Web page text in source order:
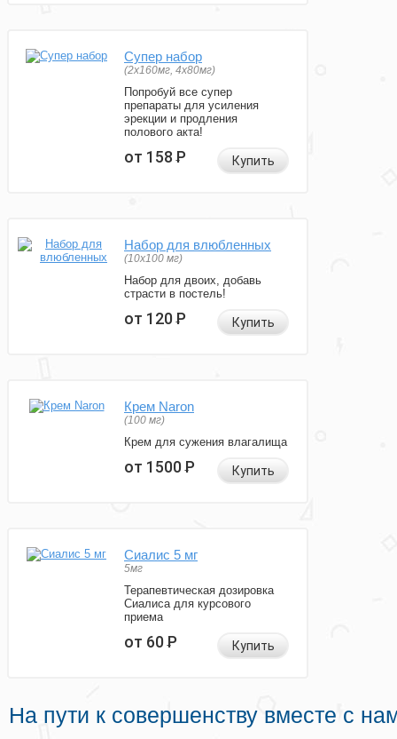
Супер набор
(2х160мг, 4х80мг)
Попробуй все супер
препараты для усиления
эрекции и продления
полового акта!
от 158Р Купить
Набор для влюбленных
(10х100 мг)
Набор для двоих, добавь
страсти в постель!
от 120Р Купить
Крем Naron
(100 мг)
Крем для сужения влагалища
от 1500Р Купить
Сиалис 5 мг
5мг
Терапевтическая дозировка
Сиалиса для курсового
приема
от 60Р Купить
На пути к совершенству вместе с